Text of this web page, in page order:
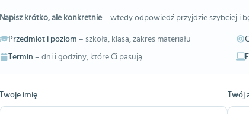
Napisz krótko, ale konkretnie– wtedy odpowiedź przyjdzie szybciej i
Przedmiot i poziom – szkoła, klasa, zakres materiału
Termin – dni i godziny, które Ci pasują
Twoje imię Twój